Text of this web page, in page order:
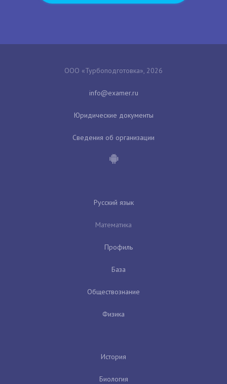
ООО «Турбоподготовка», 2026
Юридические документы
Сведения об организации
Русский язык
Математика
Профиль
База
Обществознание
Физика
История
Биология